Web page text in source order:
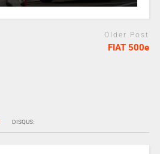
Older Post
FIAT 500e
DISQUS: